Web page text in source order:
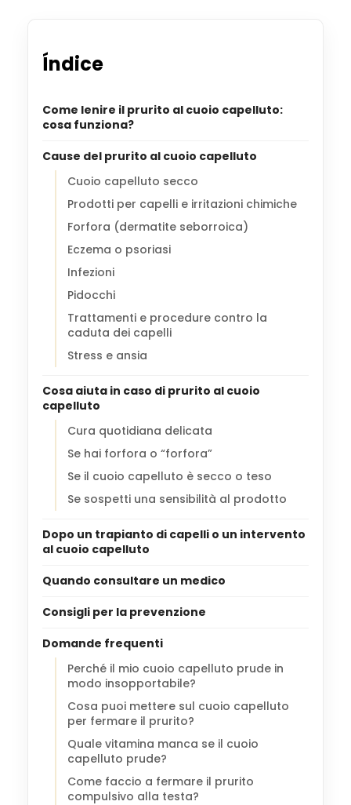
Índice
Come lenire il prurito al cuoio capelluto:
cosa funziona?
Cause del prurito al cuoio capelluto
Cuoio capelluto secco
Prodotti per capelli e irritazioni chimiche
Forfora (dermatite seborroica)
Eczema o psoriasi
Infezioni
Pidocchi
Trattamenti e procedure contro la
caduta dei capelli
Stress e ansia
Cosa aiuta in caso di prurito al cuoio
capelluto
Cura quotidiana delicata
Se hai forfora o “forfora”
Se il cuoio capelluto è secco o teso
Se sospetti una sensibilità al prodotto
Dopo un trapianto di capelli o un intervento
al cuoio capelluto
Quando consultare un medico
Consigli per la prevenzione
Domande frequenti
Perché il mio cuoio capelluto prude in
modo insopportabile?
Cosa puoi mettere sul cuoio capelluto
per fermare il prurito?
Quale vitamina manca se il cuoio
capelluto prude?
Come faccio a fermare il prurito
compulsivo alla testa?